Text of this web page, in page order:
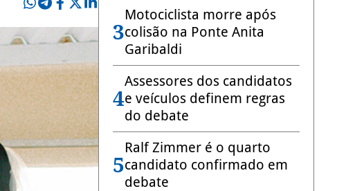
3
Motociclista morre após
colisão na Ponte Anita
Garibaldi
4
Assessores dos candidatos
e veículos definem regras
do debate
5
Ralf Zimmer é o quarto
candidato confirmado em
debate